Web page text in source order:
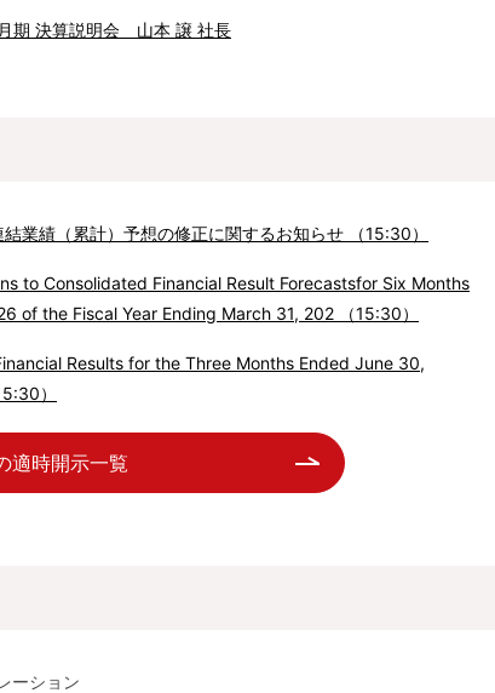
期 決算説明会 山本 譲 社長
業績（累計）予想の修正に関するお知らせ （15:30）
to Consolidated Financial Result Forecastsfor Six Months
of the Fiscal Year Ending March 31, 202 （15:30）
Results for the Three Months Ended June 30,
）
適時開示一覧
ーション